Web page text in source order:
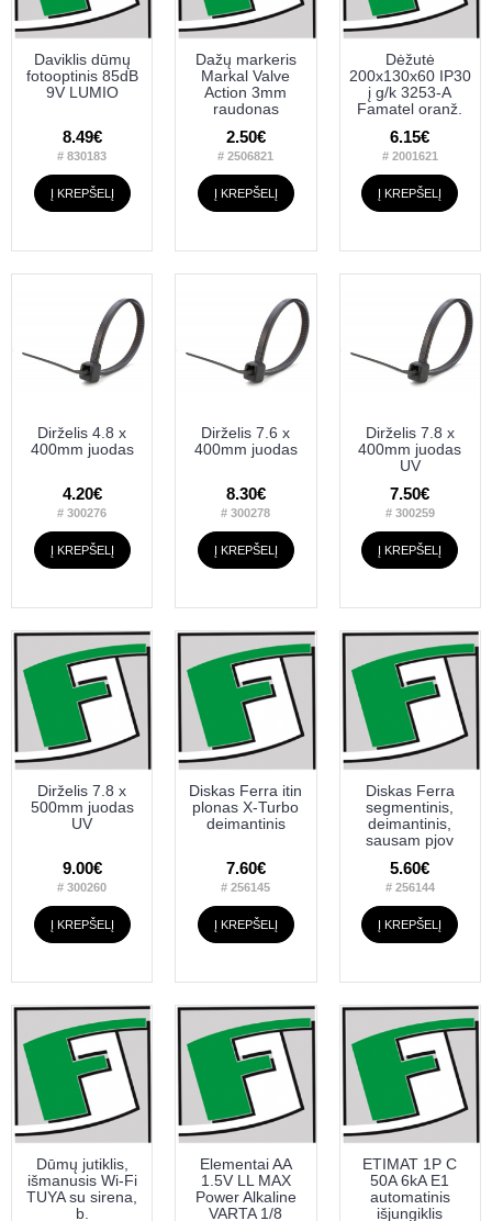
Daviklis dūmų
fotooptinis 85dB
9V LUMIO
8.49€
# 830183
Į KREPŠELĮ
Dažų markeris
Markal Valve
Action 3mm
raudonas
2.50€
# 2506821
Į KREPŠELĮ
Dėžutė
200x130x60 IP30
į g/k 3253-A
Famatel oranž.
6.15€
# 2001621
Į KREPŠELĮ
Dirželis 4.8 x
400mm juodas
4.20€
# 300276
Į KREPŠELĮ
Dirželis 7.6 x
400mm juodas
8.30€
# 300278
Į KREPŠELĮ
Dirželis 7.8 x
400mm juodas
UV
7.50€
# 300259
Į KREPŠELĮ
Dirželis 7.8 x
500mm juodas
UV
9.00€
# 300260
Į KREPŠELĮ
Diskas Ferra itin
plonas X-Turbo
deimantinis
7.60€
# 256145
Į KREPŠELĮ
Diskas Ferra
segmentinis,
deimantinis,
sausam pjov
5.60€
# 256144
Į KREPŠELĮ
Dūmų jutiklis,
išmanusis Wi-Fi
TUYA su sirena,
b.
Elementai AA
1.5V LL MAX
Power Alkaline
VARTA 1/8
ETIMAT 1P C
50A 6kA E1
automatinis
išjungiklis